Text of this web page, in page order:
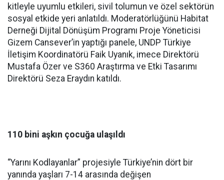
kitleyle uyumlu etkileri, sivil tolumun ve özel sektörün
sosyal etkide yeri anlatıldı. Moderatörlüğünü Habitat
Derneği Dijital Dönüşüm Programı Proje Yöneticisi
Gizem Cansever’in yaptığı panele, UNDP Türkiye
İletişim Koordinatörü Faik Uyanık, imece Direktörü
Mustafa Özer ve S360 Araştırma ve Etki Tasarımı
Direktörü Seza Eraydın katıldı.
110 bini aşkın çocuğa ulaşıldı
“Yarını Kodlayanlar” projesiyle Türkiye’nin dört bir
yanında yaşları 7-14 arasında değişen